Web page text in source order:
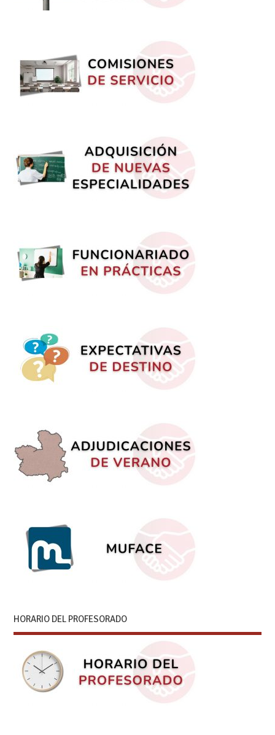
HORARIO DEL PROFESORADO